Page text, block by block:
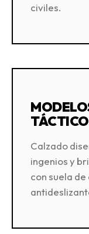
civiles.
Calzado
ingenios y
con suela de